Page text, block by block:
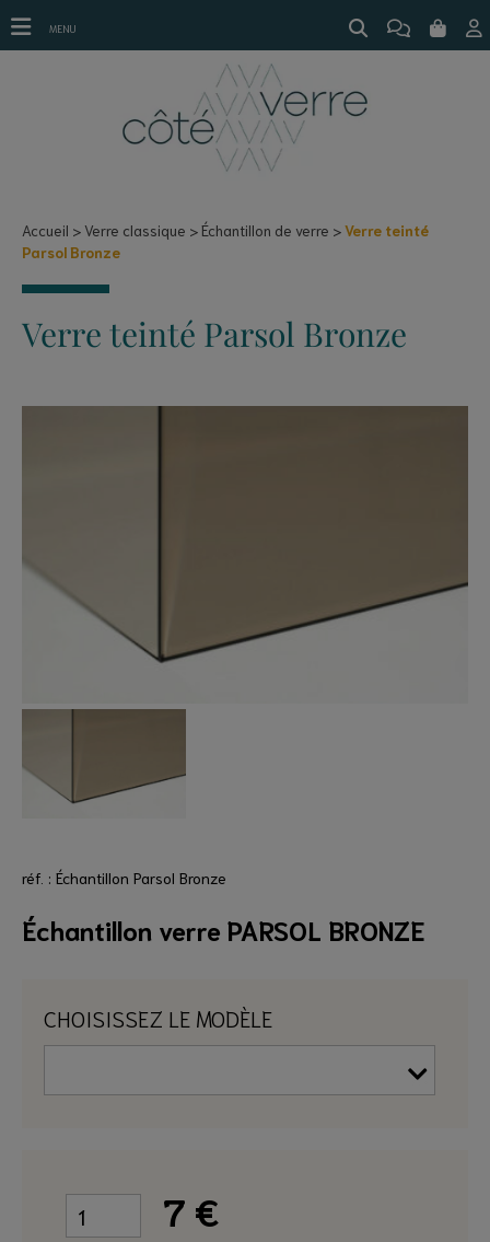
Échantillon verre PARSOL BRONZE
Accueil Verre classique Échantillon de verre
Verre teinté
Parsol Bronze
Verre teinté Parsol Bronze
réf. : Échantillon Parsol Bronze
Échantillon verre PARSOL BRONZE
CHOISISSEZ LE MODÈLE
7 €
MENU